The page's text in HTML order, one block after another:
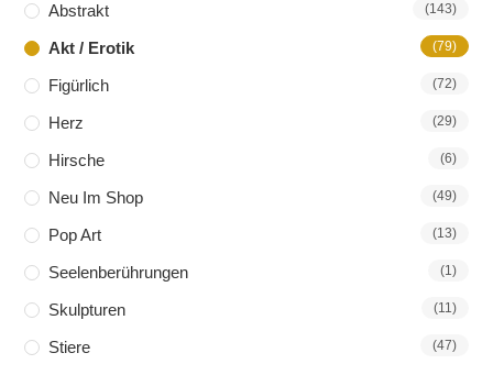
Abstrakt
(143)
Akt / Erotik (79)
Figürlich (72)
Herz (29)
Hirsche (6)
Neu Im Shop (49)
Pop Art (13)
Seelenberührungen (1)
Skulpturen (11)
Stiere (47)